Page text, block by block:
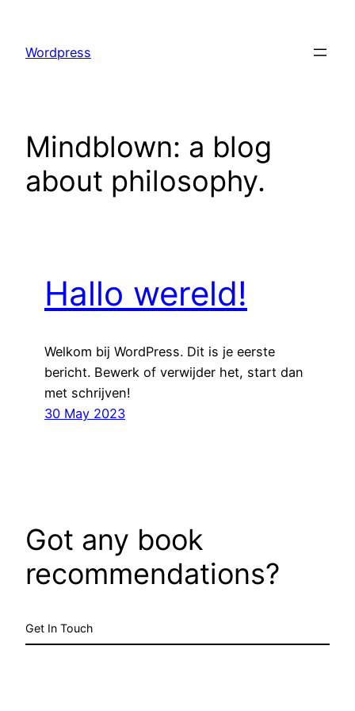
content
Wordpress
Mindblown: a blog
about philosophy.
Hallo wereld!
Welkom bij WordPress. Dit is je eerste
bericht. Bewerk of verwijder het, start dan
met schrijven!
30 May 2023
Got any book
recommendations?
Get In Touch